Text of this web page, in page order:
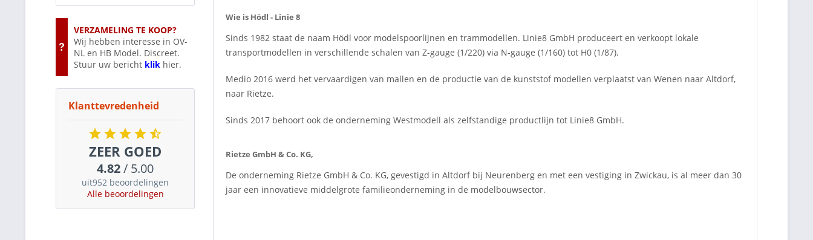
VERZAMELING TE KOOP?
Wij hebben interesse in OV-
NL en HB Model. Discreet.
Stuur uw bericht klik hier.
Klanttevredenheid
ZEER GOED
4.82/ 5.00
uit952 beoordelingen
Alle beoordelingen
Wie is Hödl - Linie 8
Sinds 1982 staat de naam Hödl voor modelspoorlijnen en trammodellen. Linie8 GmbH produceert en verkoopt lokale
transportmodellen in verschillende schalen van Z-gauge (1/220) via N-gauge (1/160) tot H0 (1/87).
Medio 2016 werd het vervaardigen van mallen en de productie van de kunststof modellen verplaatst van Wenen naar Altdorf,
naar Rietze.
Sinds 2017 behoort ook de onderneming Westmodell als zelfstandige productlijn tot Linie8 GmbH.
Rietze GmbH & Co. KG,
De onderneming Rietze GmbH & Co. KG, gevestigd in Altdorf bij Neurenberg en met een vestiging in Zwickau, is al meer dan 30
jaar een innovatieve middelgrote familieonderneming in de modelbouwsector.